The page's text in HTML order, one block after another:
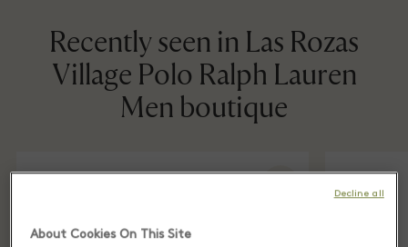
Recently seen in Las Rozas
Village Polo Ralph Lauren
Men boutique
About Cookies On This Site
Decline all